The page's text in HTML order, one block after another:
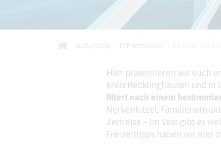
Die besten 100
Hier präsentieren wir euch
Kreis Recklinghausen und in
filtert nach einem
Nervenkitzel,
Zeitreise – Im Vest gibt es
Freizeittipps haben wir hier